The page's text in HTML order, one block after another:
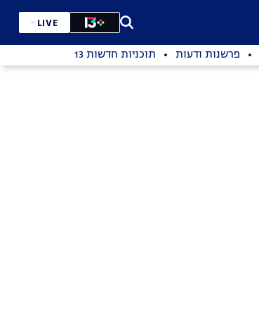
LIVE
פרשנות ודעות תוכניות חדשות 13